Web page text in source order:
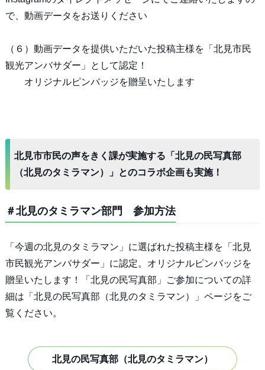
で、動画データをお送りください
（６）動画データを提供いただいた投稿主様を「北見市民
観光アンバサダー」として認定！
オリジナルピンバッジを贈呈いたします
北見市市民の声をきく課が実施する「北見の民写真部
（北見のタミラマン）」とのコラボ企画も実施！
＃北見のタミラマン部門 参加方法
「今週の北見のタミラマン」に選ばれた投稿主様を「北見
市民観光アンバサダー」に認定。オリジナルピンバッジを
贈呈いたします！「北見の民写真部」ご参加についての詳
細は「北見の民写真部（北見のタミラマン）」ページをご
覧ください。
北見の民写真部（北見のタミラマン）